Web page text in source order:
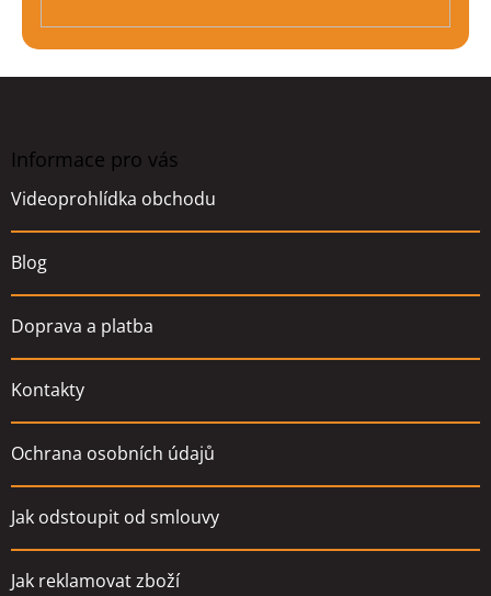
Z
Informace pro vás
Videoprohlídka obchodu
Blog
Doprava a platba
Kontakty
Ochrana osobních údajů
Jak odstoupit od smlouvy
Jak reklamovat zboží